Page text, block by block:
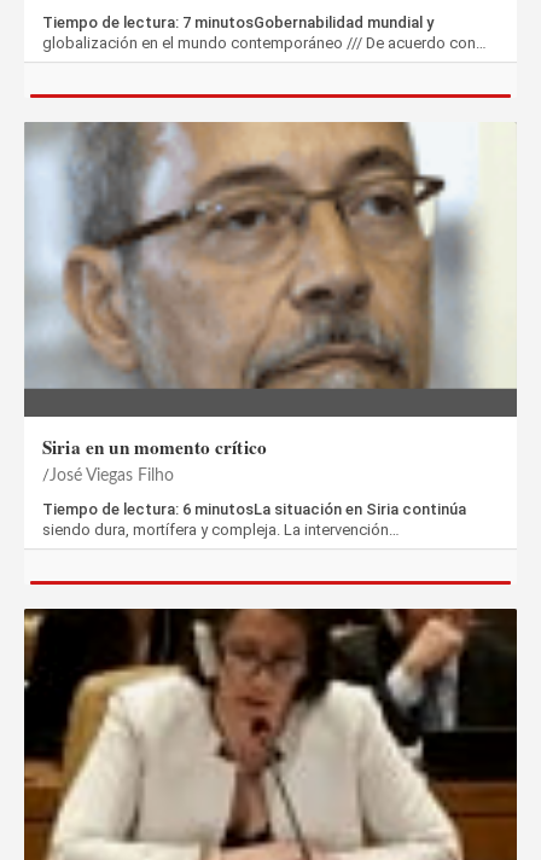
Tiempo de lectura: 7 minutosGobernabilidad mundial y
globalización en el mundo contemporáneo /// De acuerdo con…
Siria en un momento crítico
José Viegas Filho
Tiempo de lectura: 6 minutosLa situación en Siria continúa
siendo dura, mortífera y compleja. La intervención…